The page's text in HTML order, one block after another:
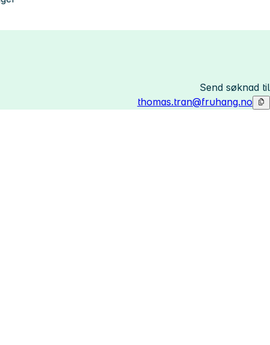
Send søknad til
thomas.tran@fruhang.no